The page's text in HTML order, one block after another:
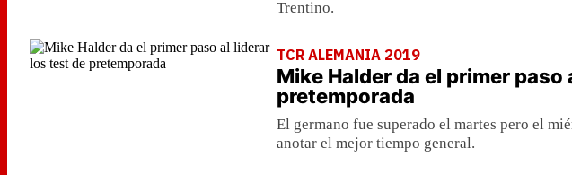
Trentino.
TCR ALEMANIA 2019
Mike Halder da el primer
pretemporada
El germano fue superado el martes pero el
anotar el mejor tiempo general.